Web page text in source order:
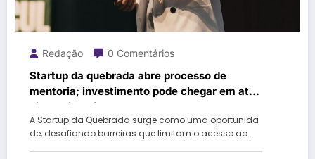
Redação 0 Comentários
Startup da quebrada abre processo de
mentoria; investimento pode chegar em até
vinte mil reais para empreendedor vencedor
A Startup da Quebrada surge como uma oportunida
de, desafiando barreiras que limitam o acesso ao…